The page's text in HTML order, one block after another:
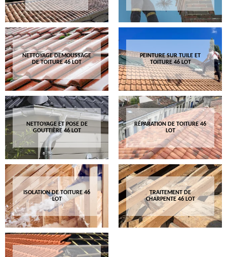
NETTOYAGE DEMOUSSAGE
DE TOITURE 46 LOT
PEINTURE SUR TUILE ET
TOITURE 46 LOT
NETTOYAGE ET POSE DE
GOUTTIÈRE 46 LOT
RÉPARATION DE TOITURE 46
LOT
ISOLATION DE TOITURE 46
LOT
TRAITEMENT DE
CHARPENTE 46 LOT